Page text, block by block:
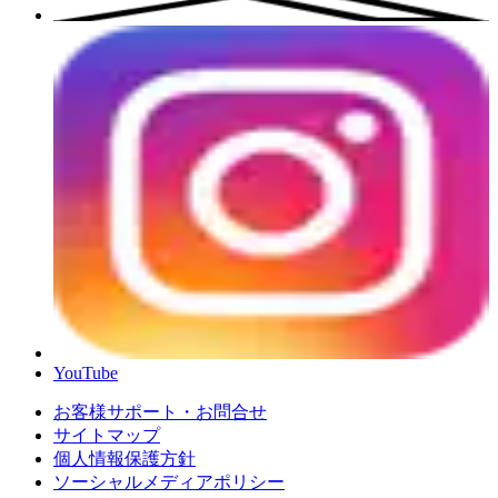
YouTube
お客様サポート・お問合せ
サイトマップ
個人情報保護方針
ソーシャルメディアポリシー